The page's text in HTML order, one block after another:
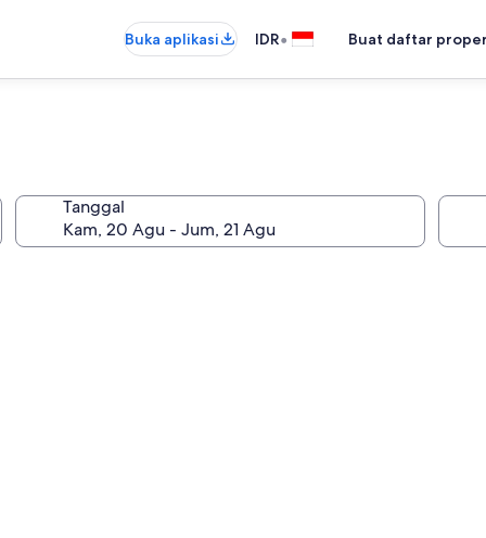
Buka aplikasi IDR• Buat daftar
Tanggal